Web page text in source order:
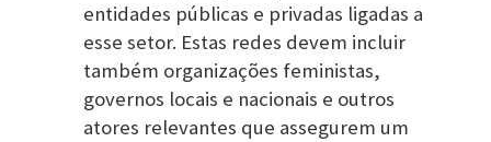
entidades públicas e privadas ligadas a
esse setor. Estas redes devem incluir
também organizações feministas,
governos locais e nacionais e outros
atores relevantes que assegurem um